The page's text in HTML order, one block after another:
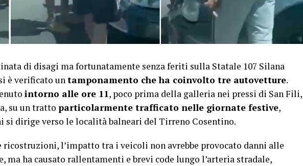
di disagi ma fortunatamente senza feriti sulla Statale 107 Silana
è verificato untamponamento che ha coinvolto tre autovetture.
intorno alle ore 11, poco prima della galleria nei pressi di San Fili,
su un tratto particolarmente trafficato nelle giornate festive,
si dirige verso le località balneari del Tirreno Cosentino.
ricostruzioni, l’impatto tra i veicoli non avrebbe provocato danni alle
ma ha causato rallentamenti e brevi code lungo l’arteria stradale,